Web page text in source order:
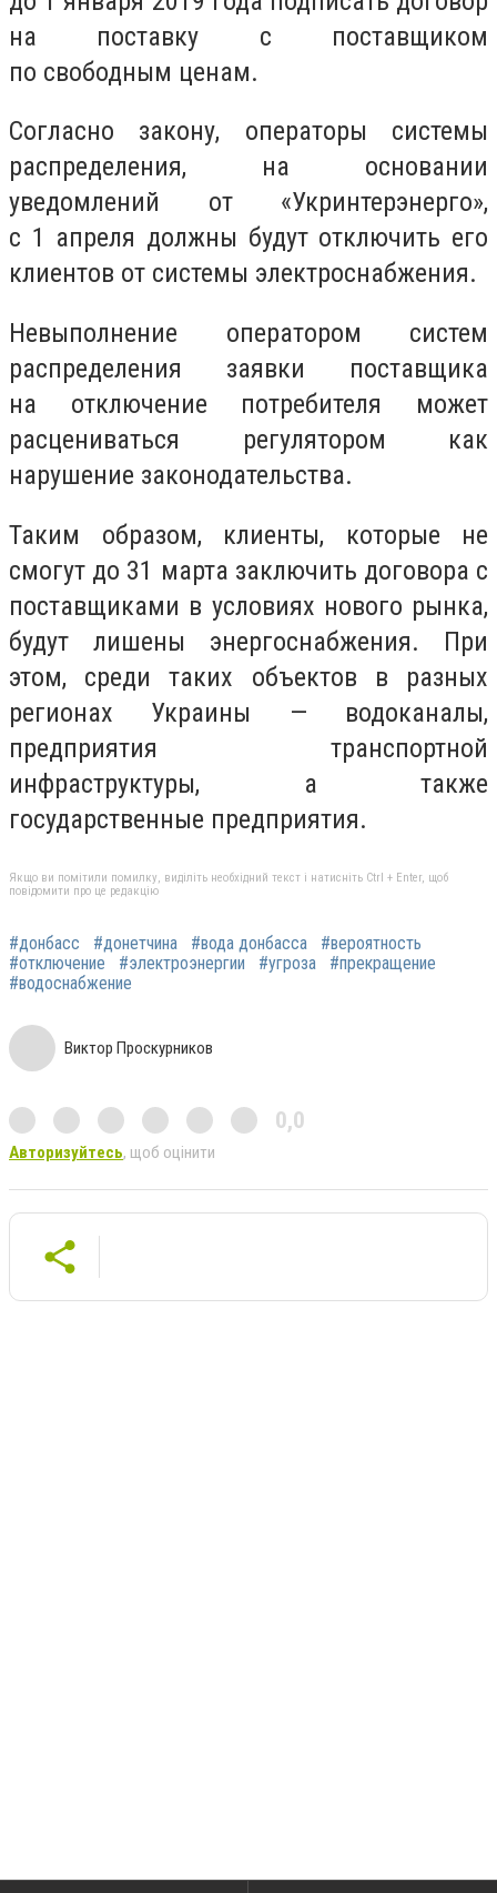
на поставку с поставщиком
по свободным ценам.
Согласно закону, операторы системы
распределения, на основании
уведомлений от «Укринтерэнерго»,
с 1 апреля должны будут отключить его
клиентов от системы электроснабжения.
Невыполнение оператором систем
распределения заявки поставщика
на отключение потребителя может
расцениваться регулятором как
нарушение законодательства.
Таким образом, клиенты, которые не
смогут до 31 марта заключить договора с
поставщиками в условиях нового рынка,
будут лишены энергоснабжения. При
этом, среди таких объектов в разных
регионах Украины — водоканалы,
предприятия транспортной
инфраструктуры, а также
государственные предприятия.
Якщо ви помітили помилку, виділіть необхідний текст і натисніть Ctrl + Enter, щоб
повідомити про це редакцію
#донбасс #донетчина #вода донбасса
#вероятность
#отключение
#электроэнергии #угроза
#прекращение
#водоснабжение
Виктор Проскурников
0,0
Авторизуйтесь, щоб оцінити